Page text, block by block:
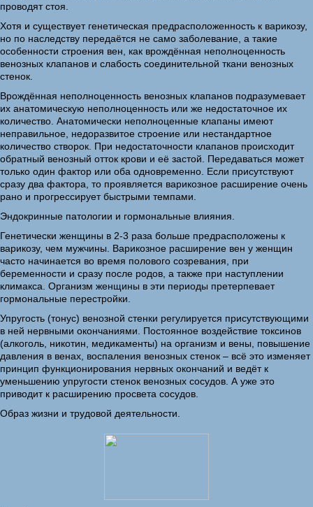
проводят стоя.
Хотя и существует генетическая предрасположенность к варикозу,
но по наследству передаётся не само заболевание, а такие
особенности строения вен, как врождённая неполноценность
венозных клапанов и слабость соединительной ткани венозных
стенок.
Врождённая неполноценность венозных клапанов подразумевает
их анатомическую неполноценность или же недостаточное их
количество. Анатомически неполноценные клапаны имеют
неправильное, недоразвитое строение или нестандартное
количество створок. При недостаточности клапанов происходит
обратный венозный отток крови и её застой. Передаваться может
только один фактор или оба одновременно. Если присутствуют
сразу два фактора, то проявляется варикозное расширение очень
рано и прогрессирует быстрыми темпами.
Эндокринные патологии и гормональные влияния.
Генетически женщины в 2-3 раза больше предрасположены к
варикозу, чем мужчины. Варикозное расширение вен у женщин
часто начинается во время полового созревания, при
беременности и сразу после родов, а также при наступлении
климакса. Организм женщины в эти периоды претерпевает
гормональные перестройки.
Упругость (тонус) венозной стенки регулируется присутствующими
в ней нервными окончаниями. Постоянное воздействие токсинов
(алкоголь, никотин, медикаменты) на организм и вены, повышение
давления в венах, воспаления венозных стенок – всё это изменяет
принцип функционирования нервных окончаний и ведёт к
уменьшению упругости стенок венозных сосудов. А уже это
приводит к расширению просвета сосудов.
Образ жизни и трудовой деятельности.